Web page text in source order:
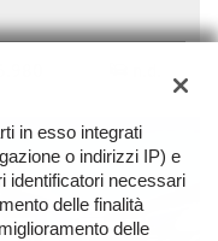
in esso integrati
o indirizzi IP) e
identificatori necessari
delle finalità
delle